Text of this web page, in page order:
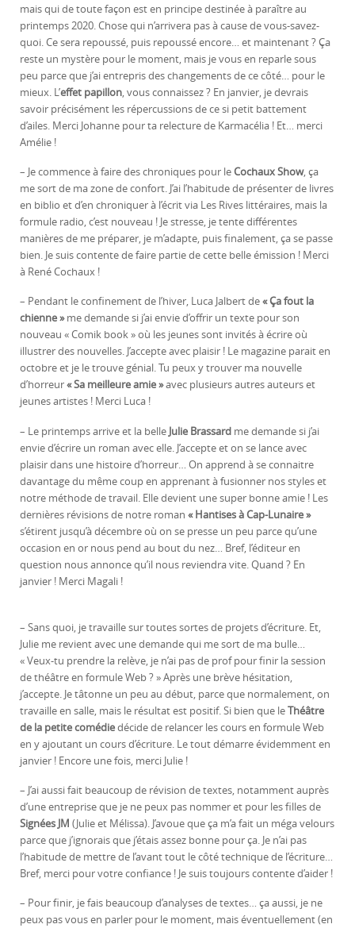
mais qui de toute façon est en principe destinée à paraître au
printemps 2020. Chose qui n’arrivera pas à cause de vous-savez-
quoi. Ce sera repoussé, puis repoussé encore… et maintenant ? Ça
reste un mystère pour le moment, mais je vous en reparle sous
peu parce que j’ai entrepris des changements de ce côté… pour le
mieux. L’effet papillon, vous connaissez ? En janvier, je devrais
savoir précisément les répercussions de ce si petit battement
d’ailes. Merci Johanne pour ta relecture de Karmacélia ! Et… merci
Amélie !
– Je commence à faire des chroniques pour leCochaux Show, ça
me sort de ma zone de confort. J’ai l’habitude de présenter de livres
en biblio et d’en chroniquer à l’écrit via Les Rives littéraires, mais la
formule radio, c’est nouveau ! Je stresse, je tente différentes
manières de me préparer, je m’adapte, puis finalement, ça se passe
bien. Je suis contente de faire partie de cette belle émission ! Merci
à René Cochaux !
– Pendant le confinement de l’hiver, Luca Jalbert de« Ça fout la
chienne »me demande si j’ai envie d’offrir un texte pour son
nouveau « Comik book » où les jeunes sont invités à écrire où
illustrer des nouvelles. J’accepte avec plaisir ! Le magazine parait en
octobre et je le trouve génial. Tu peux y trouver ma nouvelle
d’horreur« Sa meilleure amie »avec plusieurs autres auteurs et
jeunes artistes ! Merci Luca !
– Le printemps arrive et la belle Julie Brassard me demande si j’ai
envie d’écrire un roman avec elle. J’accepte et on se lance avec
plaisir dans une histoire d’horreur… On apprend à se connaitre
davantage du même coup en apprenant à fusionner nos styles et
notre méthode de travail. Elle devient une super bonne amie ! Les
dernières révisions de notre roman « Hantises à Cap-Lunaire »
s’étirent jusqu’à décembre où on se presse un peu parce qu’une
occasion en or nous pend au bout du nez… Bref, l’éditeur en
question nous annonce qu’il nous reviendra vite. Quand ? En
janvier ! Merci Magali !
– Sans quoi, je travaille sur toutes sortes de projets d’écriture. Et,
Julie me revient avec une demande qui me sort de ma bulle…
« Veux-tu prendre la relève, je n’ai pas de prof pour finir la session
de théâtre en formule Web ? » Après une brève hésitation,
j’accepte. Je tâtonne un peu au début, parce que normalement, on
travaille en salle, mais le résultat est positif. Si bien que leThéâtre
de la petite comédiedécide de relancer les cours en formule Web
en y ajoutant un cours d’écriture. Le tout démarre évidemment en
janvier ! Encore une fois, merci Julie !
– J’ai aussi fait beaucoup de révision de textes, notamment auprès
d’une entreprise que je ne peux pas nommer et pour les filles de
Signées JM (Julie et Mélissa). J’avoue que ça m’a fait un méga velours
parce que j’ignorais que j’étais assez bonne pour ça. Je n’ai pas
l’habitude de mettre de l’avant tout le côté technique de l’écriture…
Bref, merci pour votre confiance ! Je suis toujours contente d’aider !
– Pour finir, je fais beaucoup d’analyses de textes… ça aussi, je ne
peux pas vous en parler pour le moment, mais éventuellement (en